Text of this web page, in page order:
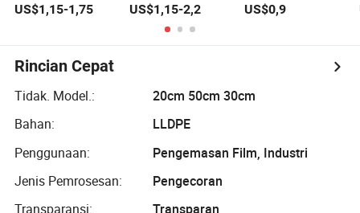
LLDPE Gulungan
Transparan Film
Peregangan
US$1,15-1,75
Tangan dengan
Memori yang
Sangat Baik
Palet
US$1,15-2,2
Pembungkus
Kemasan Kargo
US$0,9
Rincian Cepat
Tidak. Model.:
20cm 50cm 30cm
Bahan:
LLDPE
Penggunaan:
Pengemasan Film, Industri
Jenis Pemrosesan:
Pengecoran
Transparansi:
Transparan